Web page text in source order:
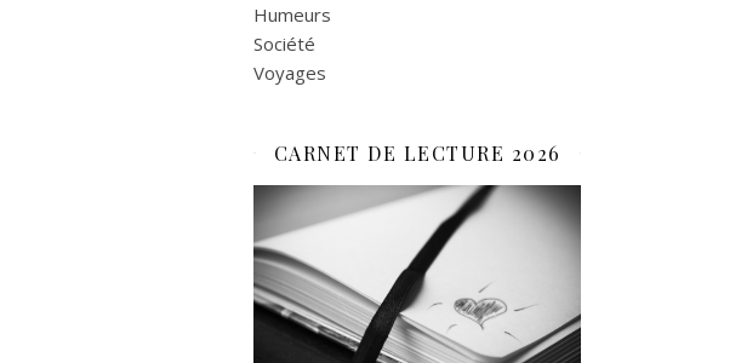
Humeurs
Société
Voyages
CARNET DE LECTURE 2026